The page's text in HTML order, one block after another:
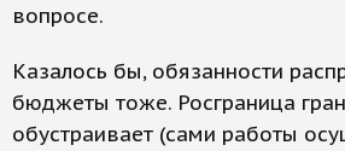
вопросе.
Казалось бы, обязанности
бюджеты тоже. Росграница
обустраивает (сами работы